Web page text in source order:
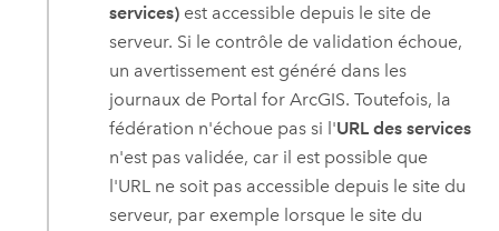
services) est accessible depuis le site de
serveur. Si le contrôle de validation échoue,
un avertissement est généré dans les
journaux de Portal for ArcGIS. Toutefois, la
fédération n'échoue pas si l'URL des services
n'est pas validée, car il est possible que
l'URL ne soit pas accessible depuis le site du
serveur, par exemple lorsque le site du